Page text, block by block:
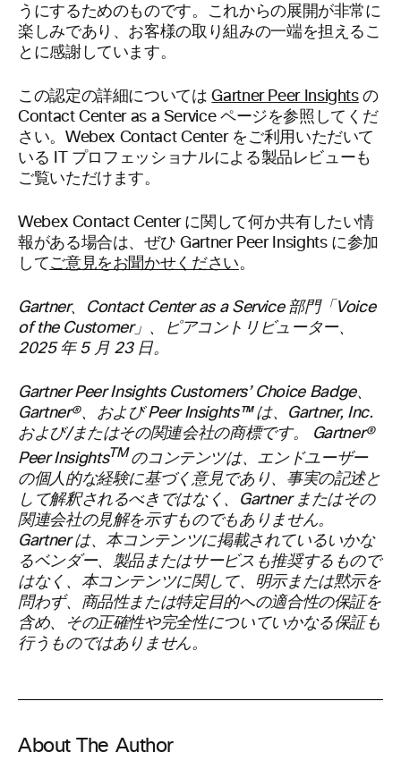
うにするためのものです。これからの展開が非常に
楽しみであり、お客様の取り組みの一端を担えるこ
とに感謝しています。
この認定の詳細についてはGartner Peer Insightsの
Contact Center as a Service ページを参照してくだ
さい。Webex Contact Center をご利用いただいて
いる IT プロフェッショナルによる製品レビューも
ご覧いただけます。
Webex Contact Center に関して何か共有したい情
報がある場合は、ぜひ Gartner Peer Insights に参加
してご意見をお聞かせください。
Gartner、Contact Center as a Service 部門「Voice
of the Customer」、ピアコントリビューター、
2025 年 5 月 23 日。
Gartner Peer Insights Customers’ Choice Badge、
Gartner®、および Peer Insights™ は、Gartner, Inc.
および/またはその関連会社の商標です。 Gartner®
Peer InsightsTMのコンテンツは、エンドユーザー
の個人的な経験に基づく意見であり、事実の記述と
して解釈されるべきではなく、Gartner またはその
関連会社の見解を示すものでもありません。
Gartner は、本コンテンツに掲載されているいかな
るベンダー、製品またはサービスも推奨するもので
はなく、本コンテンツに関して、明示または黙示を
問わず、商品性または特定目的への適合性の保証を
含め、その正確性や完全性についていかなる保証も
行うものではありません。
About The Author